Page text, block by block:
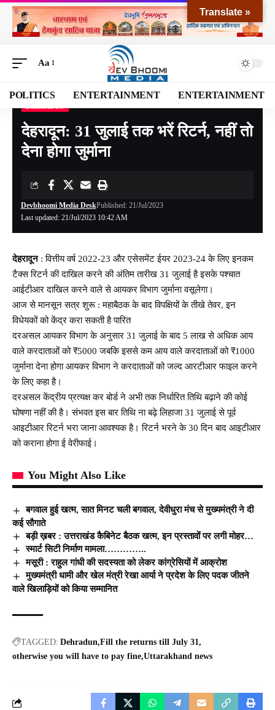
Aa
POLITICS ENTERTAINMENT ENTERTAINMENT
Devbhoomi Media > Blog>NATIONAL>UTTARAKHAND> DEHRADUN>देहरादून:
देहरादून: 31 जुलाई तक भरें रिटर्न, नहीं तो
देना होगा जुर्माना
Last updated: 21/Jul/2023 10:42 AM
Devbhoomi Media DeskPublished: 21/Jul/2023
देहरादून: वित्तीय वर्ष 2022-23 और एसेसमेंट ईयर 2023-24 के लिए इनकम
टैक्स रिटर्न की दाखिल करने की अंतिम तारीख 31 जुलाई है इसके पश्चात
आईटीआर दाखिल करने वाले से आयकर विभाग जुर्माना वसूलेगा।
आज से मानसून सत्र शुरू : महाबैठक के बाद विपक्षियों के तीखे तेवर, इन
विधेयकों को केंद्र करा सकती है पारित
दरअसल आयकर विभाग के अनुसार 31 जुलाई के बाद 5 लाख से अधिक आय
वाले करदाताओं को ₹5000 जबकि इससे कम आय वाले करदाताओं को ₹1000
जुर्माना देना होगा आयकर विभाग ने करदाताओं को जल्द आरटीआर फाइल करने
के लिए कहा है।
दरअसल केंद्रीय प्रत्यक्ष कर बोर्ड ने अभी तक निर्धारित तिथि बढ़ाने की कोई
घोषणा नहीं की है। संभवत इस बार तिथि ना बढ़े लिहाजा 31 जुलाई से पूर्व
आइटीआर रिटर्न भरा जाना आवश्यक है। रिटर्न भरने के 30 दिन बाद आइटीआर
को कराना होगा ई वेरीफाई।
You Might Also Like
बगवाल हुई खत्म, सात मिनट चली बगवाल, देवीधुरा मंच से मुख्यमंत्री ने दी
कई सौगाते
बड़ी ख़बर : उत्तराखंड कैबिनेट बैठक खत्म, इन प्रस्तावों पर लगी मोहर…
स्मार्ट सिटी निर्माण मामला…………..
मसूरी : राहुल गांधी की सदस्यता को लेकर कांग्रेसियों में आक्रोश
मुख्यमंत्री धामी और खेल मंत्री रेखा आर्या ने प्रदेश के लिए पदक जीतने
वाले खिलाड़ियों को किया सम्मानित
TAGGED: Dehradun Fill the returns till July 31
otherwise you will have to pay fine Uttarakhand news
Translate »